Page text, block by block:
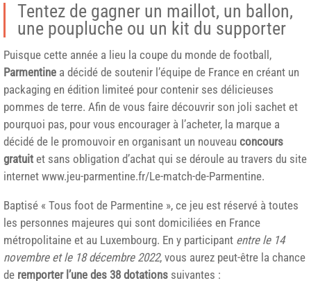
Tentez de gagner un maillot, un ballon,
une poupluche ou un kit du supporter
Puisque cette année a lieu la coupe du monde de football,
Parmentine a décidé de soutenir l’équipe de France en créant un
packaging en édition limiteé pour contenir ses délicieuses
pommes de terre. Afin de vous faire découvrir son joli sachet et
pourquoi pas, pour vous encourager à l’acheter, la marque a
décidé de le promouvoir en organisant un nouveau concours
gratuit et sans obligation d’achat qui se déroule au travers du site
internet www.jeu-parmentine.fr/Le-match-de-Parmentine.
Baptisé « Tous foot de Parmentine », ce jeu est réservé à toutes
les personnes majeures qui sont domiciliées en France
métropolitaine et au Luxembourg. En y participant entre le 14
novembre et le 18 décembre 2022, vous aurez peut-être la chance
de remporter l’une des 38 dotations suivantes :